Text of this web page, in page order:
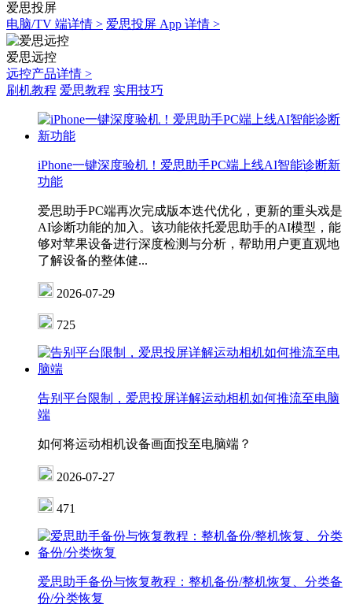
爱思投屏
电脑/TV 端详情 > 爱思投屏 App 详情 >
爱思远控
远控产品详情 >
刷机教程 爱思教程 实用技巧
iPhone一键深度验机！爱思助手PC端上线AI智能诊断新
功能
爱思助手PC端再次完成版本迭代优化，更新的重头戏是
AI诊断功能的加入。该功能依托爱思助手的AI模型，能
够对苹果设备进行深度检测与分析，帮助用户更直观地
了解设备的整体健...
2026-07-29
725
告别平台限制，爱思投屏详解运动相机如何推流至电脑
端
如何将运动相机设备画面投至电脑端？
2026-07-27
471
爱思助手备份与恢复教程：整机备份/整机恢复、分类备
份/分类恢复